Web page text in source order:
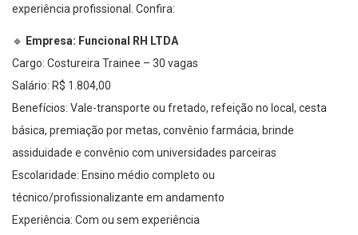
experiência profissional. Confira:
🔹 Empresa: Funcional RH LTDA
Cargo: Costureira Trainee – 30 vagas
Salário: R$ 1.804,00
Benefícios: Vale-transporte ou fretado, refeição no local, cesta
básica, premiação por metas, convênio farmácia, brinde
assiduidade e convênio com universidades parceiras
Escolaridade: Ensino médio completo ou
técnico/profissionalizante em andamento
Experiência: Com ou sem experiência